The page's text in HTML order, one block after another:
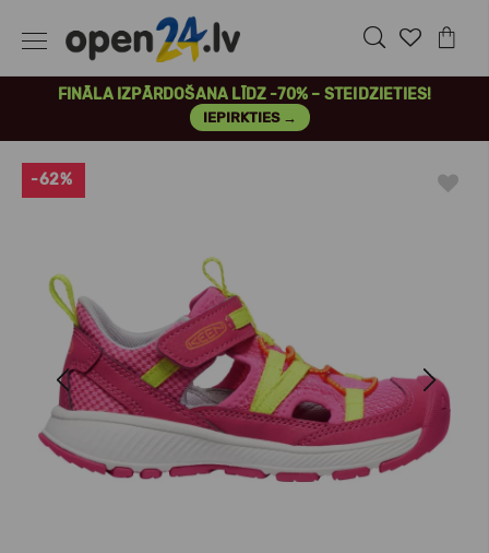
FINĀLA IZPĀRDOŠANA LĪDZ -70% – STEIDZIETIES!
IEPIRKTIES →
Previous Next
-62%